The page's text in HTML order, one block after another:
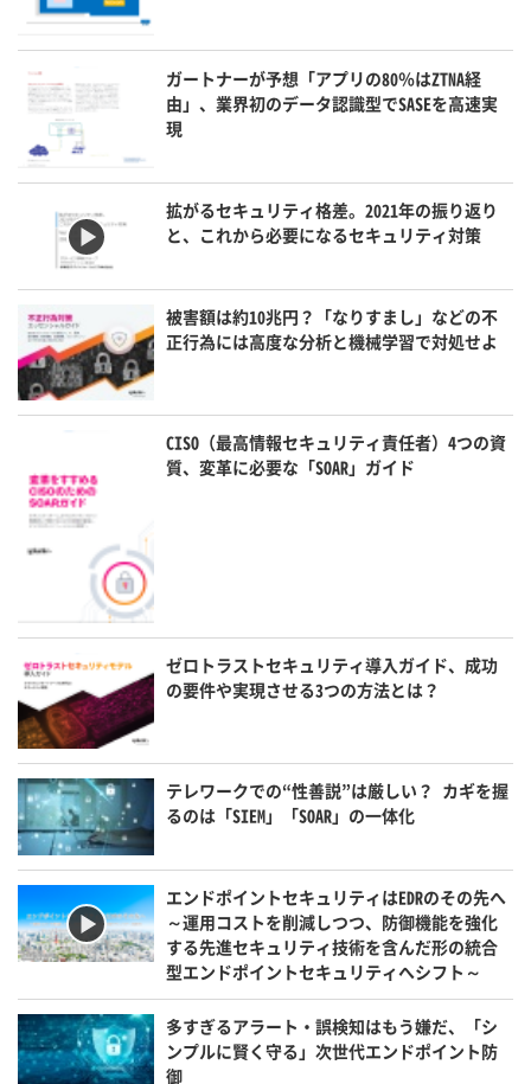
ガートナーが予想「アプリの80％はZTNA経
由」、業界初のデータ認識型でSASEを高速実
現
拡がるセキュリティ格差。2021年の振り返り
と、これから必要になるセキュリティ対策
被害額は約10兆円？「なりすまし」などの不
正行為には高度な分析と機械学習で対処せよ
CISO（最高情報セキュリティ責任者）4つの資
質、変革に必要な「SOAR」ガイド
ゼロトラストセキュリティ導入ガイド、成功
の要件や実現させる3つの方法とは？
テレワークでの“性善説”は厳しい？ カギを握
るのは「SIEM」「SOAR」の一体化
エンドポイントセキュリティはEDRのその先へ
～運用コストを削減しつつ、防御機能を強化
する先進セキュリティ技術を含んだ形の統合
型エンドポイントセキュリティへシフト～
多すぎるアラート・誤検知はもう嫌だ、「シ
ンプルに賢く守る」次世代エンドポイント防
御